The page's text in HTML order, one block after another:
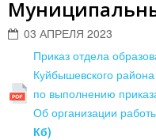
03 АПРЕЛЯ 2023
Приказ отдела
Куйбышевского
по выполнению
Об организации
Кб)